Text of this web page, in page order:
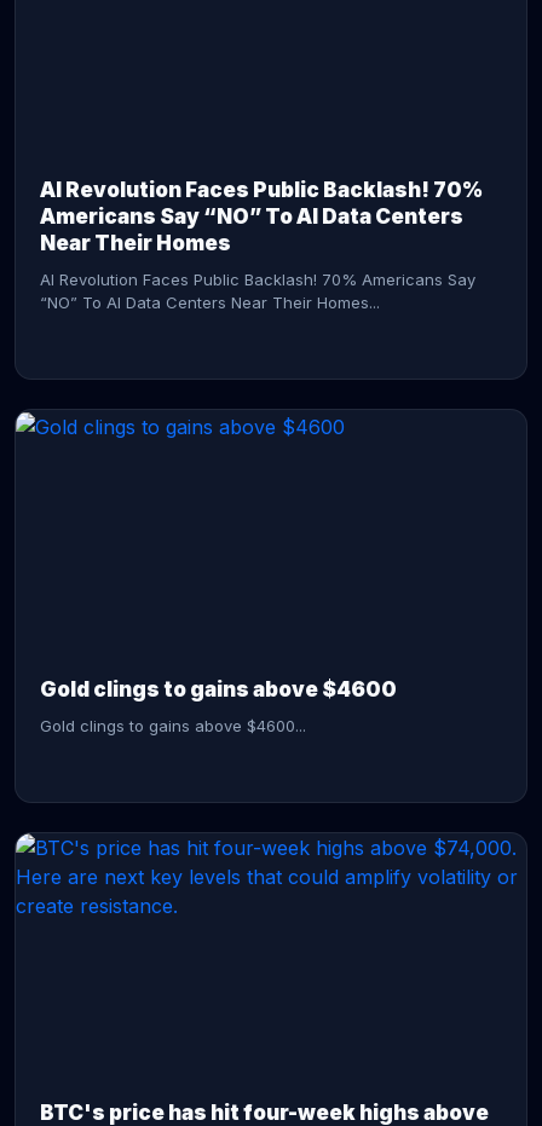
AI Revolution Faces Public Backlash! 70%
Americans Say “NO” To AI Data Centers
Near Their Homes
AI Revolution Faces Public Backlash! 70% Americans Say
“NO” To AI Data Centers Near Their Homes...
Gold clings to gains above $4600
Gold clings to gains above $4600...
BTC's price has hit four-week highs above